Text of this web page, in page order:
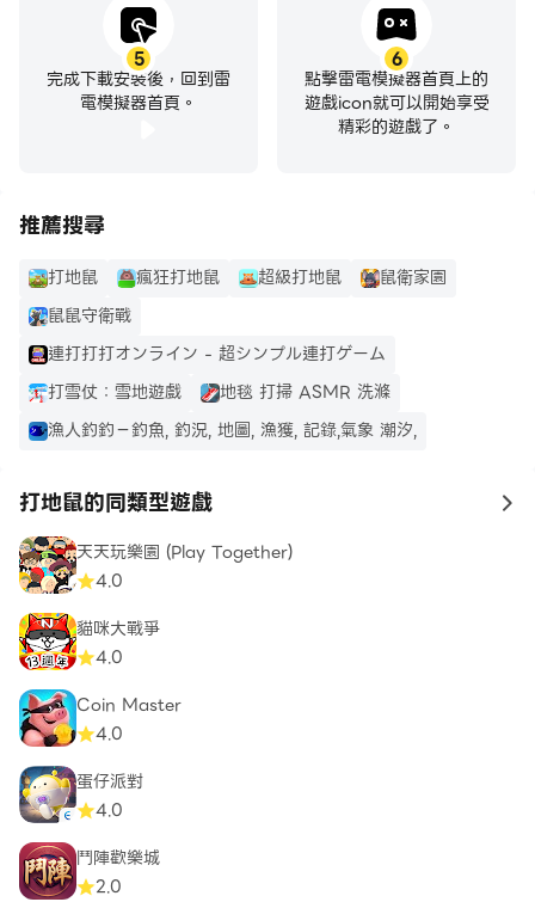
5
完成下載安裝後，回到雷
電模擬器首頁。
6
點擊雷電模擬器首頁上的
遊戲icon就可以開始享受
精彩的遊戲了。
推薦搜尋
打地鼠 瘋狂打地鼠 超級打地鼠
鼠衛家園
鼠鼠守衛戰
連打打打オンライン - 超シンプル連打ゲーム
打雪仗：雪地遊戲
地毯 打掃 ASMR 洗滌
漁人釣釣－釣魚, 釣況, 地圖, 漁獲, 記錄,氣象 潮汐,
打地鼠的同類型遊戲 to
天天玩樂園 (Play Together)
4.0
貓咪大戰爭
4.0
Coin Master
4.0
蛋仔派對
4.0
鬥陣歡樂城
2.0